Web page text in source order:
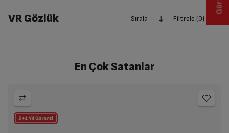
VR Gözlük Sırala Filtrele (0)
En Çok Satanlar